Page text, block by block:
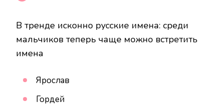
В тренде исконно русские имена: среди
мальчиков теперь чаще можно встретить
имена
Ярослав
Гордей